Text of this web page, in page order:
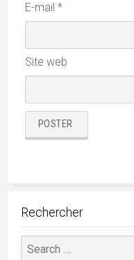
E-mail *
Site web
Rechercher